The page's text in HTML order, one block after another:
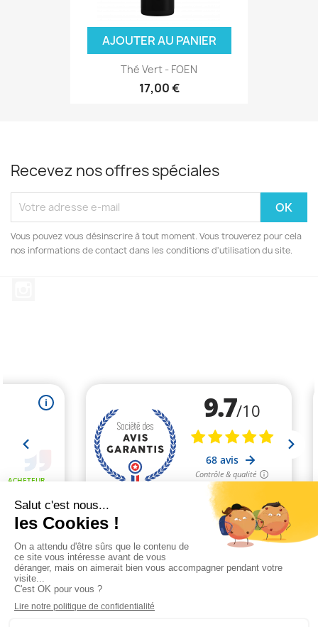
AJOUTER AU PANIER
Thé Vert - FOEN
17,00 €
Recevez nos offres spéciales
Vous pouvez vous désinscrire à tout moment. Vous trouverez pour cela
nos informations de contact dans les conditions d'utilisation du site.
Marchand approuvé par la Société des Avis Garantis,cliquez ici pour
vérifier.
Paiement sécurisé